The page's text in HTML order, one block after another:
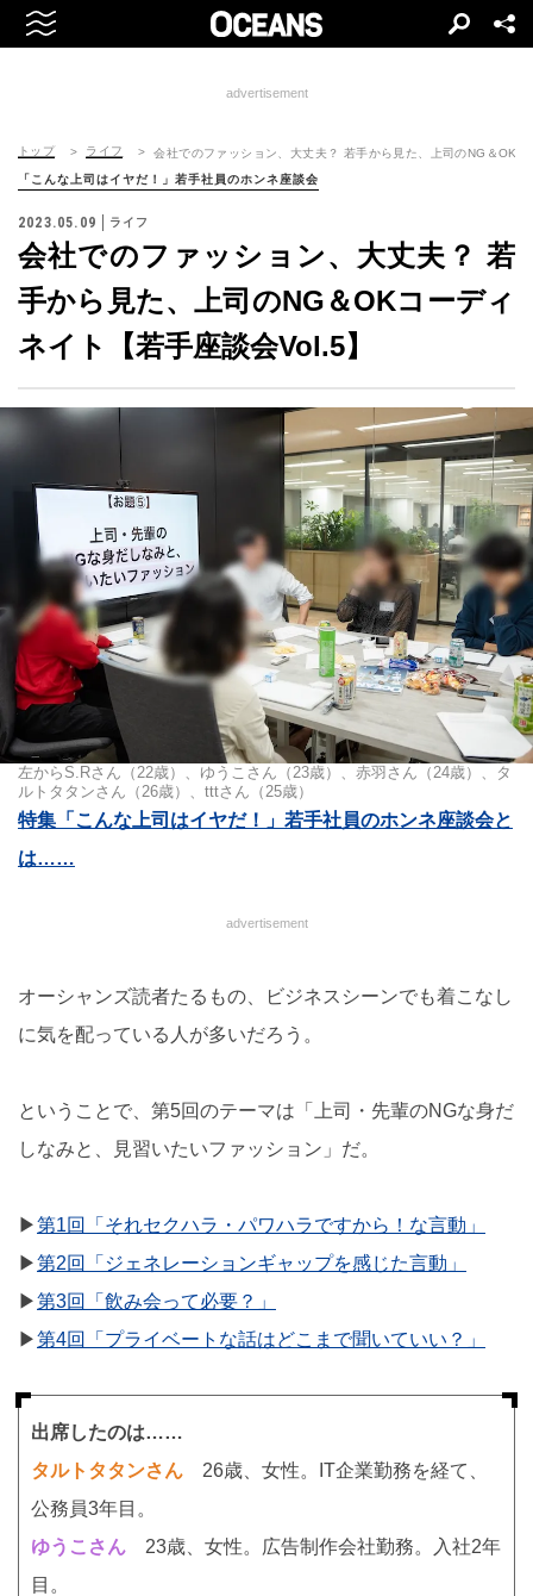
advertisement
トップ ライフ 会社でのファッション、大丈夫？ 若手から見た、上司のNG＆OK
「こんな上司はイヤだ！」若手社員のホンネ座談会
2023.05.09 ライフ
会社でのファッション、大丈夫？ 若
手から見た、上司のNG＆OKコーディ
ネイト【若手座談会Vol.5】
左からS.Rさん（22歳）、ゆうこさん（23歳）、赤羽さん（24歳）、タ
ルトタタンさん（26歳）、tttさん（25歳）
特集「こんな上司はイヤだ！」若手社員のホンネ座談会と
は……
advertisement
オーシャンズ読者たるもの、ビジネスシーンでも着こなし
に気を配っている人が多いだろう。
ということで、第5回のテーマは「上司・先輩のNGな身だ
しなみと、見習いたいファッション」だ。
▶︎第1回「それセクハラ・パワハラですから！な言動」
▶︎第2回「ジェネレーションギャップを感じた言動」
▶︎第3回「飲み会って必要？」
▶︎第4回「プライベートな話はどこまで聞いていい？」
出席したのは……
タルトタタンさん 26歳、女性。IT企業勤務を経て、
公務員3年目。
ゆうこさん 23歳、女性。広告制作会社勤務。入社2年
目。